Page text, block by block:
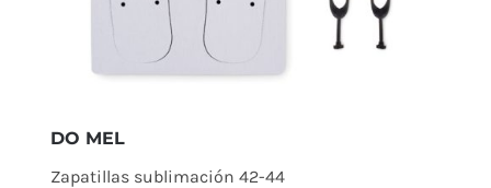
DO MEL
Zapatillas sublimación 42-44